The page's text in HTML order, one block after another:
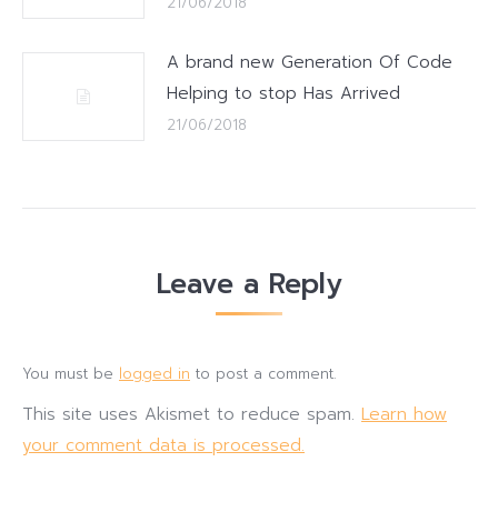
A brand new Generation Of Code
Helping to stop Has Arrived
21/06/2018
Leave a Reply
You must be logged in to post a comment.
This site uses Akismet to reduce spam. Learn how
your comment data is processed.